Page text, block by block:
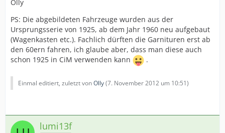
Olly
PS: Die abgebildeten Fahrzeuge wurden aus der
Ursprungsserie von 1925, ab dem Jahr 1960 neu aufgebaut
(Wagenkasten etc.). Fachlich dürften die Garnituren erst ab
den 60ern fahren, ich glaube aber, dass man diese auch
schon 1925 in CiM verwenden kann
.
Einmal editiert, zuletzt vonOlly(7. November 2012 um 10:51)
lumi13f